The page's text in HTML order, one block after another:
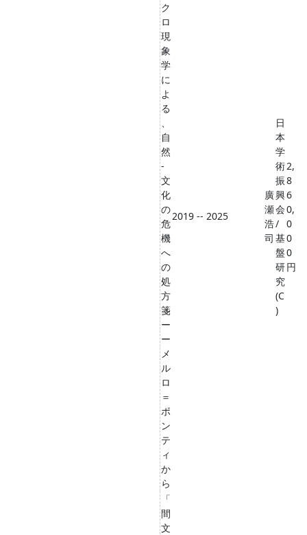
ク
ロ
現
象
学
に
よ
る
、
自
然
-
文
化
の
危
機
へ
の
処
方
箋
ー
ー
メ
ル
ロ
＝
ポ
ン
テ
ィ
か
ら
2019 -- 2025
廣
瀬
浩
司
日
本
学
術
振
興
会
/
基
盤
研
究
(C
)
2,
8
6
0,
0
0
0
円
「
間
文